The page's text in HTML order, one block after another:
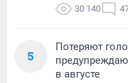
30 140
5
Потеряют
в августе